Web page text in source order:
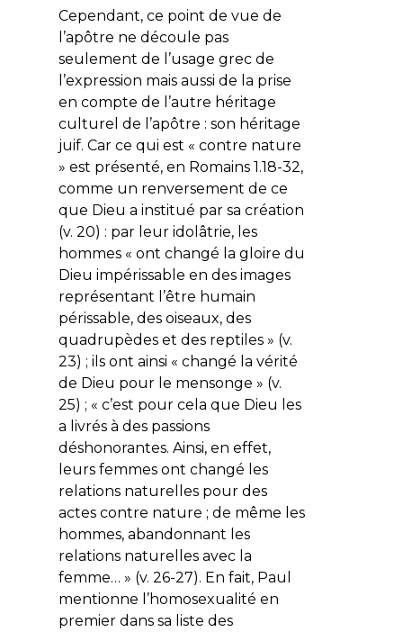
Cependant, ce point de vue de
l’apôtre ne découle pas
seulement de l’usage grec de
l’expression mais aussi de la prise
en compte de l’autre héritage
culturel de l’apôtre : son héritage
juif. Car ce qui est « contre nature
» est présenté, en Romains 1.18-32,
comme un renversement de ce
que Dieu a institué par sa création
(v. 20) : par leur idolâtrie, les
hommes « ont changé la gloire du
Dieu impérissable en des images
représentant l’être humain
périssable, des oiseaux, des
quadrupèdes et des reptiles » (v.
23) ; ils ont ainsi « changé la vérité
de Dieu pour le mensonge » (v.
25) ; « c’est pour cela que Dieu les
a livrés à des passions
déshonorantes. Ainsi, en effet,
leurs femmes ont changé les
relations naturelles pour des
actes contre nature ; de même les
hommes, abandonnant les
relations naturelles avec la
femme… » (v. 26-27). En fait, Paul
mentionne l’homosexualité en
premier dans sa liste des